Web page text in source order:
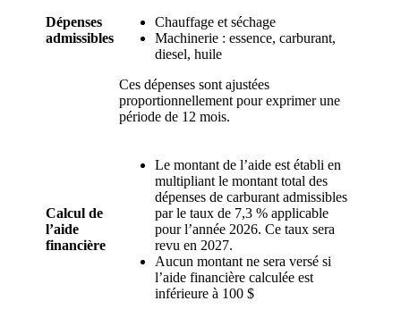
Dépenses
admissibles
Chauffage et séchage
Machinerie : essence, carburant,
diesel, huile
Ces dépenses sont ajustées
proportionnellement pour exprimer une
période de 12 mois.
Calcul de
l’aide
financière
Le montant de l’aide est établi en
multipliant le montant total des
dépenses de carburant admissibles
par le taux de 7,3 % applicable
pour l’année 2026. Ce taux sera
revu en 2027.
Aucun montant ne sera versé si
l’aide financière calculée est
inférieure à 100 $